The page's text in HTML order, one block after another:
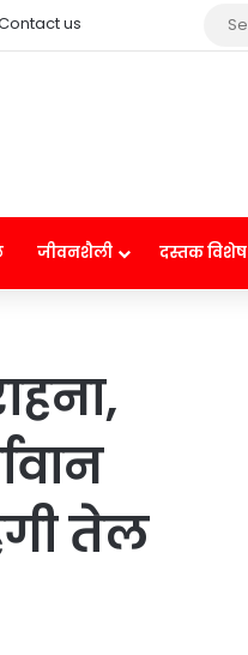
us
जीवनशैली दस्तक विशेष
तेल